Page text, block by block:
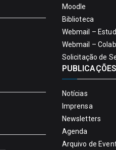
Moodle
Biblioteca
Webmail –
Webmail –
Solicitação de
PUBLICAÇÕES
Notícias
Imprensa
Newsletters
Agenda
Arquivo de